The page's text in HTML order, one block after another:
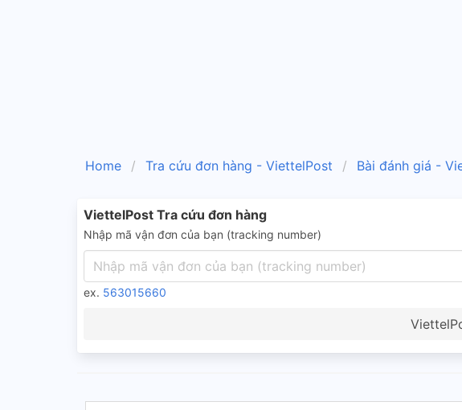
Home Tra cứu đơn hàng - ViettelPost Bài đánh giá -
ViettelPost Tra cứu đơn hàng
Nhập mã vận đơn của bạn (tracking number)
ex. 563015660